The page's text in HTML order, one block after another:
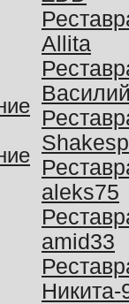
Allita
aleks75
amid33
Никита-